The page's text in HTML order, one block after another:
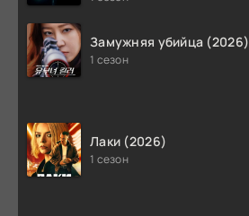
Замужняя убийца (2026)
1 сезон
Лаки (2026)
1 сезон